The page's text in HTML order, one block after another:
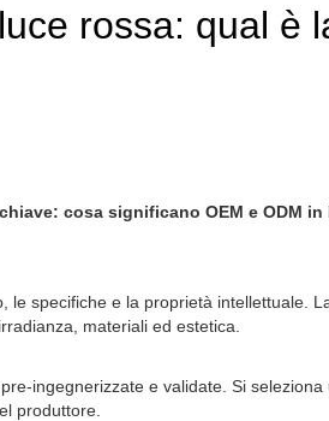
rossa: qual è
cosa significano OEM e ODM in
le specifiche e la proprietà intellettuale.
materiali ed estetica.
ingegnerizzate e validate. Si
produttore.